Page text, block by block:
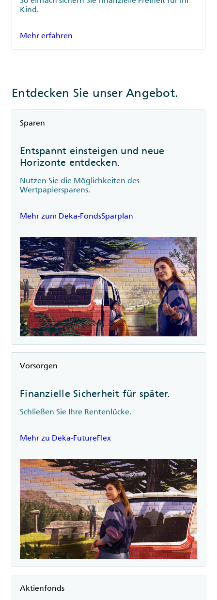
Kind.
Mehr erfahren
Entdecken Sie unser Angebot.
Rubrik
Sparen
Entspannt einsteigen und neue
Horizonte entdecken.
Nutzen Sie die Möglichkeiten des
Wertpapiersparens.
Mehr zum Deka-FondsSparplan
Rubrik
Vorsorgen
Finanzielle Sicherheit für später.
Schließen Sie Ihre Rentenlücke.
Mehr zu Deka-FutureFlex
Rubrik
Aktienfonds